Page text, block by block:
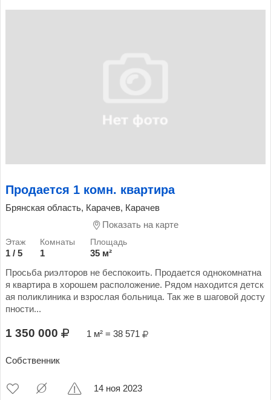
Продается 1 комн. квартира
Брянская область, Карачев, Карачев
Показать на карте
1 / 5 1
35 м²
Просьба риэлторов не беспокоить. Продается однокомнатна
я квартира в хорошем расположение. Рядом находится детск
ая поликлиника и взрослая больница. Так же в шаговой досту
пности...
1 350 000 1 м² = 38 571
Собственник
14 ноя 2023